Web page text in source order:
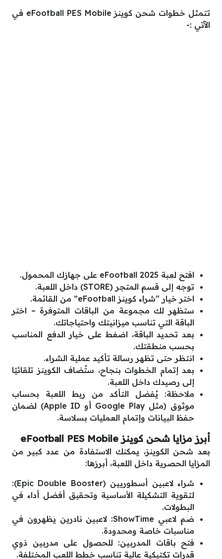
تتمثل خطوات شحن كوينز eFootball PES Mobile في
الآتي :-
افتح لعبة eFootball 2025 على جهازك المحمول.
توجه إلى قسم المتجر (STORE) داخل اللعبة.
اختر خيار “شراء كوينز eFootball” من القائمة.
ستظهر لك مجموعة من الباقات المتوفرة – اختر
الباقة التي تناسب ميزانيتك واحتياجاتك.
بعد تحديد الباقة، اضغط على خيار الدفع المناسب
بحسب منطقتك.
انتظر حتى تظهر رسالة تأكيد عملية الشراء.
بعد إتمام الخطوات بنجاح، ستُضاف الكوينز تلقائيًا
إلى رصيدك داخل اللعبة.
ملاحظة: يُفضل التأكد من ربط اللعبة بحساب
موثوق (مثل Google Play أو Apple ID) لضمان
حفظ البيانات وإتمام العمليات بسلاسة.
أبرز مزايا شحن كوينز eFootball PES Mobile
بعد شحن الكوينز، يمكنك الاستفادة من عدد كبير من
المزايا الحصرية داخل اللعبة، أبرزها:
شراء لاعبين أسطوريين (Epic Double Booster):
لتقوية التشكيلة الأساسية وتحقيق أفضل أداء في
البطولات.
ضم لاعبي ShowTime: لاعبين نادرين يظهرون في
مناسبات خاصة ومحدودة.
فتح باقات المدربين: للحصول على مدربين ذوي
قدرات تكتيكية عالية تناسب خطط اللعب المختلفة.